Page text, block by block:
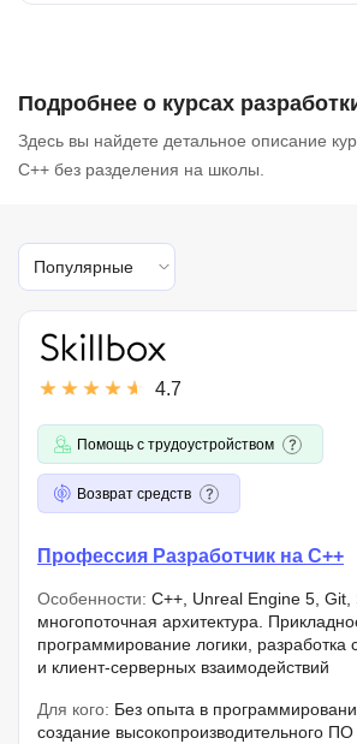
Подробнее о курсах
Здесь вы найдете детальное описание
C++ без разделения на школы.
Популярные
4.7
Помощь с трудоустройством
Возврат средств
Профессия Разработчик на C++
Особенности: C++, Unreal Engine 5,
многопоточная архитектура.
программирование логики, разработка
и клиент-серверных взаимодействий
Для кого: Без опыта в
создание высокопроизводительного ПО